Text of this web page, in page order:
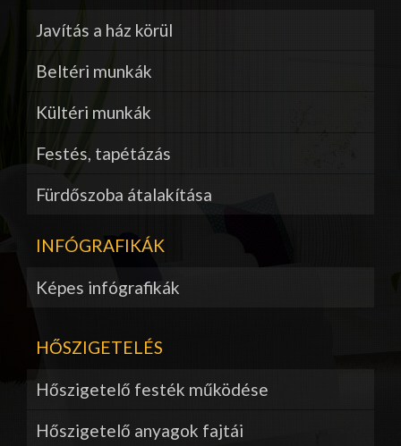
Javítás a ház körül
Beltéri munkák
Kültéri munkák
Festés, tapétázás
Fürdőszoba átalakítása
INFÓGRAFIKÁK
Képes infógrafikák
HŐSZIGETELÉS
Hőszigetelő festék működése
Hőszigetelő anyagok fajtái